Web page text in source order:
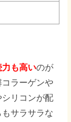
も高いのが
ラーゲンや
リコンが配
サラサラな